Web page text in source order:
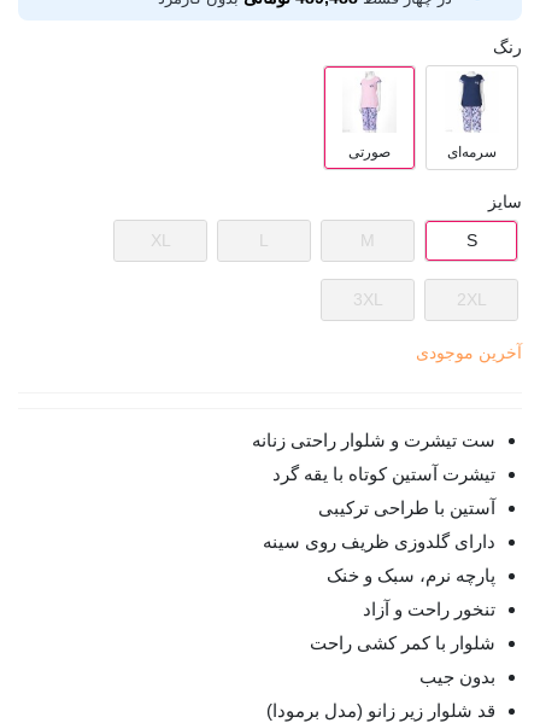
رنگ
سرمه‌ای صورتی
سایز
S
M
L
XL
2XL
3XL
آخرین موجودی
ست تیشرت و شلوار راحتی زنانه
تیشرت آستین کوتاه با یقه گرد
آستین با طراحی ترکیبی
دارای گلدوزی ظریف روی سینه
پارچه نرم، سبک و خنک
تنخور راحت و آزاد
شلوار با کمر کشی راحت
بدون جیب
قد شلوار زیر زانو (مدل برمودا)